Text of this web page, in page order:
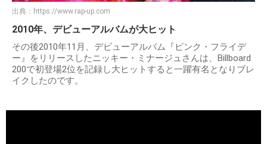
出典： https://www.rap-up.com
2010年、デビューアルバムが大ヒット
その後2010年11月、デビューアルバム『ピンク・フライデ
ー』をリリースしたニッキー・ミナージュさんは、Billboard
200で初登場2位を記録し大ヒットすると一躍有名となりブレ
イクしたのです。